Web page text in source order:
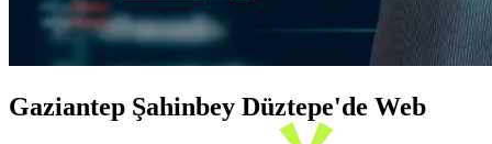
Gaziantep Şahinbey Düztepe'de Web